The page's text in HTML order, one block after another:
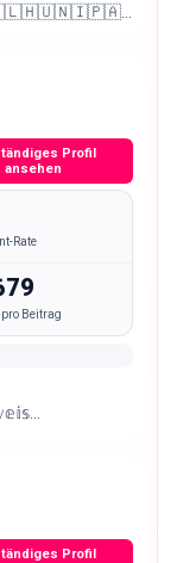
Profil
ansehen
Rate
Beitrag
Profil